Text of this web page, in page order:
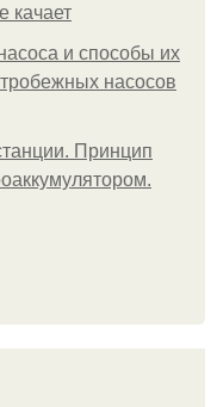
качает
и способы их
насосов
Принцип